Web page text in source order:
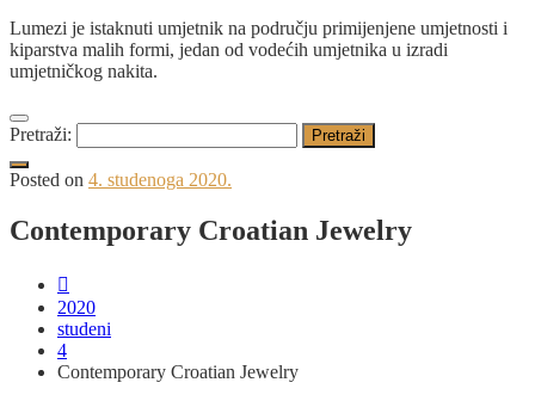
Lumezi je istaknuti umjetnik na području primijenjene umjetnosti i
kiparstva malih formi, jedan od vodećih umjetnika u izradi
umjetničkog nakita.
Pretraži:
Posted on 4. studenoga 2020.
Contemporary Croatian Jewelry
2020
studeni
4
Contemporary Croatian Jewelry